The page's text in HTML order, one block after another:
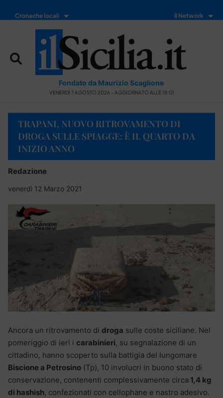
Cronache locali Il Network
Fondato da Maurizio Scaglione
VENERDÌ 7 AGOSTO 2026 - AGGIORNATO ALLE 18:01
TRAPANI, NUOVO RITROVAMENTO DI
DROGA SULLE SPIAGGE: È IL QUARTO DA
INIZIO ANNO
Redazione
venerdì 12 Marzo 2021
Ancora un ritrovamento di droga sulle coste siciliane. Nel
pomeriggio di ieri i carabinieri, su segnalazione di un
cittadino, hanno scoperto sulla battigia del lungomare
Biscione a Petrosino (Tp), 10 involucri in buono stato di
conservazione, contenenti complessivamente circa 1,4 kg
di hashish, confezionati con cellophane e nastro adesivo.